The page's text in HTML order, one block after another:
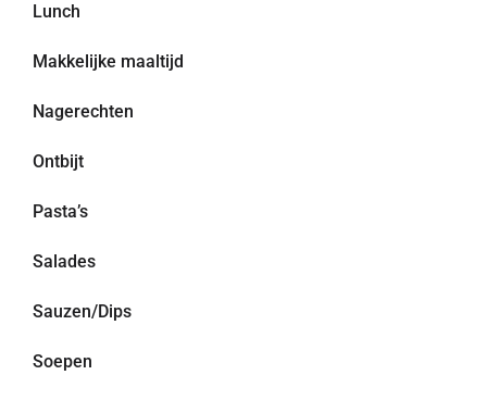
Lunch
Makkelijke maaltijd
Nagerechten
Ontbijt
Pasta’s
Salades
Sauzen/Dips
Soepen